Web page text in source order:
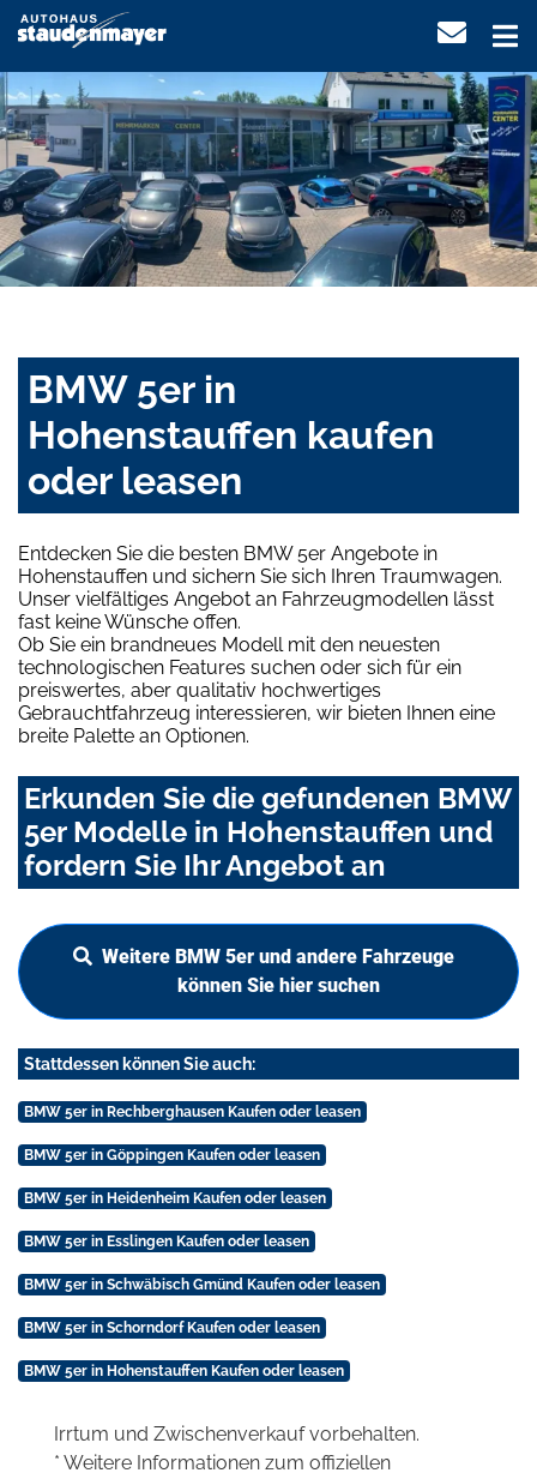
BMW 5er in
Hohenstauffen kaufen
oder leasen
Entdecken Sie die besten BMW 5er Angebote in
Hohenstauffen und sichern Sie sich Ihren Traumwagen.
Unser vielfältiges Angebot an Fahrzeugmodellen lässt
fast keine Wünsche offen.
Ob Sie ein brandneues Modell mit den neuesten
technologischen Features suchen oder sich für ein
preiswertes, aber qualitativ hochwertiges
Gebrauchtfahrzeug interessieren, wir bieten Ihnen eine
breite Palette an Optionen.
Erkunden Sie die gefundenen BMW
5er Modelle in Hohenstauffen und
fordern Sie Ihr Angebot an
Weitere BMW 5er und andere Fahrzeuge
können Sie hier suchen
Stattdessen können Sie auch:
BMW 5er in Rechberghausen Kaufen oder leasen
BMW 5er in Göppingen Kaufen oder leasen
BMW 5er in Heidenheim Kaufen oder leasen
BMW 5er in Esslingen Kaufen oder leasen
BMW 5er in Schwäbisch Gmünd Kaufen oder leasen
BMW 5er in Schorndorf Kaufen oder leasen
BMW 5er in Hohenstauffen Kaufen oder leasen
Irrtum und Zwischenverkauf vorbehalten.
* Weitere Informationen zum offiziellen